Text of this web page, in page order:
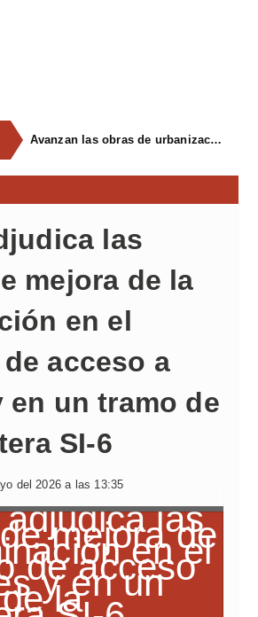
Avanzan las obras de urbanización del parque de La Reconquista, en los terrenos del antiguo matadero de Pola de Siero
las
mejora de la
en el
acceso a
en un tramo de
SI-6
del 2026 a las 13:35